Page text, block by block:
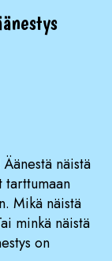
näistä
tarttumaan
Mikä näistä
minkä näistä
on